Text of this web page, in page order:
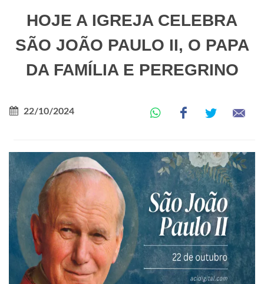
HOJE A IGREJA CELEBRA
SÃO JOÃO PAULO II, O PAPA
DA FAMÍLIA E PEREGRINO
22/10/2024